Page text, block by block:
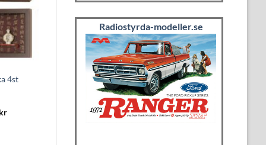
Radiostyrda-modeller.se
4st
krDet